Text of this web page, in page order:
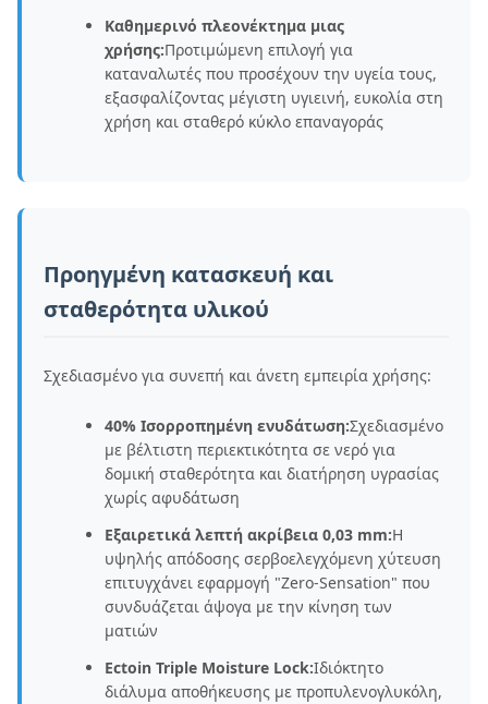
Καθημερινό πλεονέκτημα μιας
χρήσης:Προτιμώμενη επιλογή για
καταναλωτές που προσέχουν την υγεία τους,
εξασφαλίζοντας μέγιστη υγιεινή, ευκολία στη
χρήση και σταθερό κύκλο επαναγοράς
Προηγμένη κατασκευή και
σταθερότητα υλικού
Σχεδιασμένο για συνεπή και άνετη εμπειρία χρήσης:
40% Ισορροπημένη ενυδάτωση:Σχεδιασμένο
με βέλτιστη περιεκτικότητα σε νερό για
δομική σταθερότητα και διατήρηση υγρασίας
χωρίς αφυδάτωση
Εξαιρετικά λεπτή ακρίβεια 0,03 mm:Η
υψηλής απόδοσης σερβοελεγχόμενη χύτευση
επιτυγχάνει εφαρμογή "Zero-Sensation" που
συνδυάζεται άψογα με την κίνηση των
ματιών
Ectoin Triple Moisture Lock:Ιδιόκτητο
διάλυμα αποθήκευσης με προπυλενογλυκόλη,